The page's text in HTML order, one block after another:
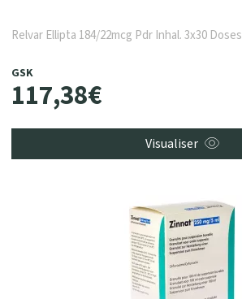
Relvar Ellipta 184/22mcg Pdr Inhal. 3x30 Doses
GSK
117,38€
Visualiser